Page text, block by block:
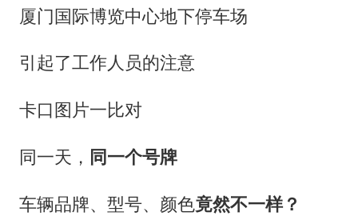
厦门国际博览中心地下停车场
引起了工作人员的注意
卡口图片一比对
同一天， 同一个号牌
车辆品牌、型号、颜色竟然不一样？